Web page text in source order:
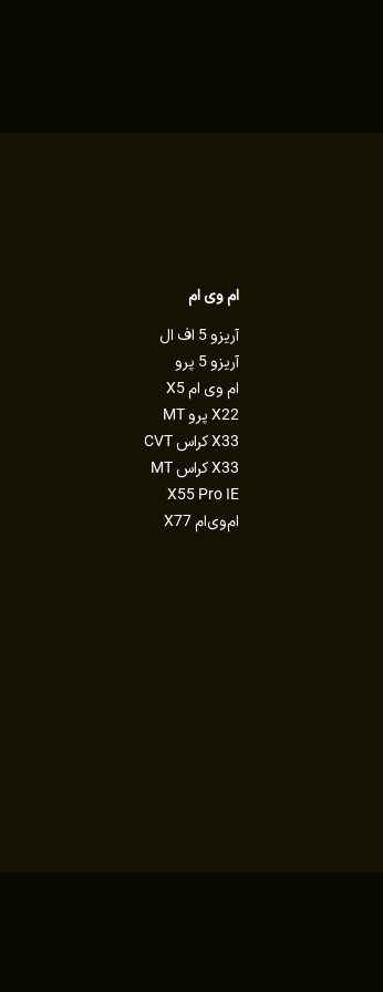
ام وی ام
آریزو 5 اف ال
آریزو 5 پرو
ام وی ام X5
X22 پرو MT
X33 کراس CVT
X33 کراس MT
X55 Pro IE
ام‌وی‌ام X77